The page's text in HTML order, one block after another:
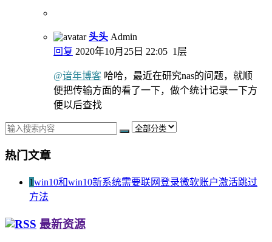
头头 Admin
回复 2020年10月25日 22:05 1层
@谙年博客 哈哈，最近在研究nas的问题，就顺
便把传输方面的看了一下，做个统计记录一下方
便以后查找
热门文章
1win10和win10新系统需要联网登录微软账户激活跳过
方法
最新资源